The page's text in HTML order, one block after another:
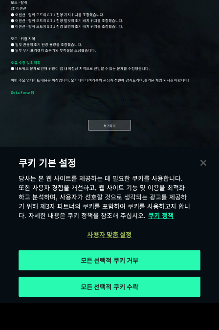
복귀하기
쿠키 기본 설정
당사는 본 웹 사이트를 제공하는 데 필요한 쿠키를 사용합니다.
또한 사용자 경험을 개선하고, 웹 사이트 기능 및 이용을 최적화
하고 분석하며, 사용자가 선호할 것으로 생각되는 광고를 제공하
기 위해 제3자 파트너의 쿠키를 포함하여 쿠키를 사용하고자 합니
다. 자세한 내용은 쿠키 정책을 참조해 주십시오. 쿠키 정책
사용자 맞춤 설정
모든 선택적 쿠키 거부
모든 선택적 쿠키 수락